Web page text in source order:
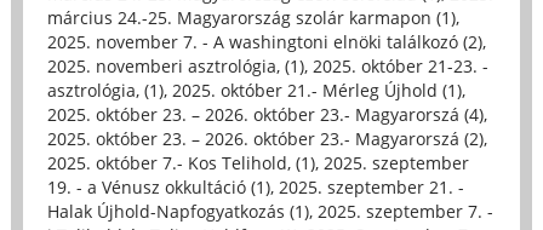
március 24.-25. Magyarország szolár karmapon (1),
2025. november 7. - A washingtoni elnöki találkozó (2),
2025. novemberi asztrológia, (1), 2025. október 21-23. -
asztrológia, (1), 2025. október 21.- Mérleg Újhold (1),
2025. október 23. – 2026. október 23.- Magyarorszá (4),
2025. október 23. – 2026. október 23.- Magyarorszá (2),
2025. október 7.- Kos Telihold, (1), 2025. szeptember
19. - a Vénusz okkultáció (1), 2025. szeptember 21. -
Halak Újhold-Napfogyatkozás (1), 2025. szeptember 7. -